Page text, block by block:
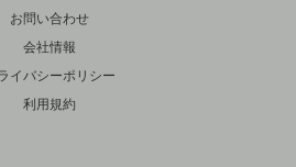
お問い合わせ
会社情報
イバシーポリシー
利用規約